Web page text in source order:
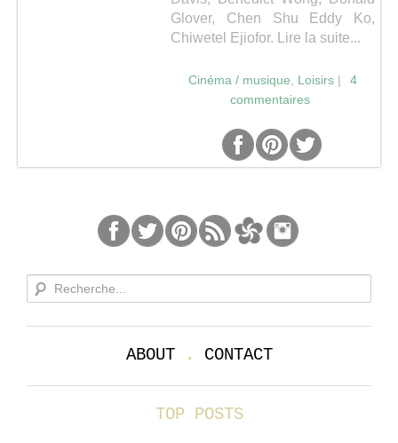
Glover, Chen Shu Eddy Ko,
Chiwetel Ejiofor.
Lire la suite...
Cinéma / musique Loisirs|
4
commentaires
ABOUT. CONTACT
TOP POSTS